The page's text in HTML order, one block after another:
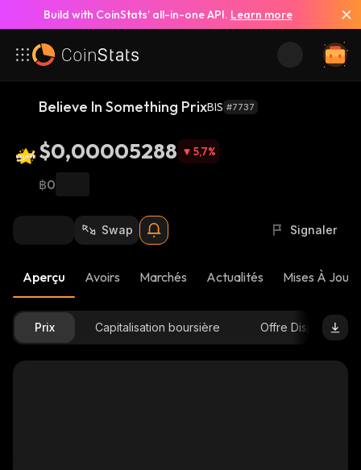
Build with CoinStats’ all-in-one API. Learn more
Believe In Something PrixBIS #7737
$0,00005288 5,7%
฿0
Swap Signaler
Aperçu Avoirs Marchés Actualités Mises À Jour
Prix Capitalisation boursière Offre Disponible